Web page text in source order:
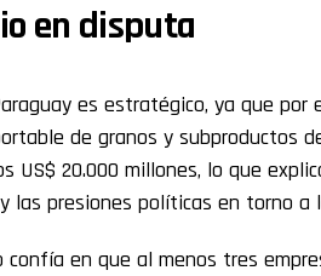
en disputa
es estratégico, ya que
de granos y subproductos
US$ 20.000 millones, lo que
las presiones políticas en torno a
confía en que al menos tres